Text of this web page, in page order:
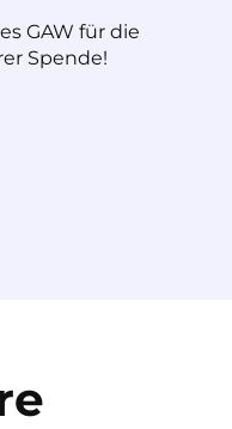
GAW für die
Spende!